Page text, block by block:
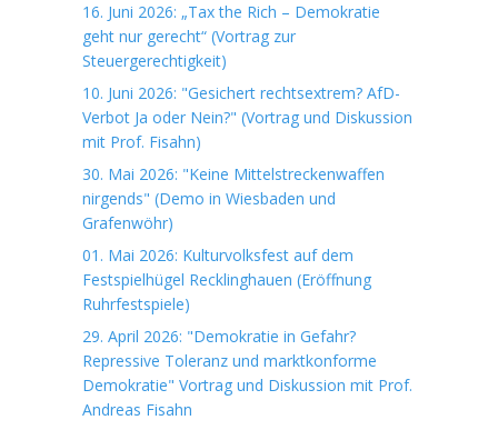
16. Juni 2026: „Tax the Rich – Demokratie
geht nur gerecht“ (Vortrag zur
Steuergerechtigkeit)
10. Juni 2026: "Gesichert rechtsextrem? AfD-
Verbot Ja oder Nein?" (Vortrag und Diskussion
mit Prof. Fisahn)
30. Mai 2026: "Keine Mittelstreckenwaffen
nirgends" (Demo in Wiesbaden und
Grafenwöhr)
01. Mai 2026: Kulturvolksfest auf dem
Festspielhügel Recklinghauen (Eröffnung
Ruhrfestspiele)
29. April 2026: "Demokratie in Gefahr?
Repressive Toleranz und marktkonforme
Demokratie" Vortrag und Diskussion mit Prof.
Andreas Fisahn